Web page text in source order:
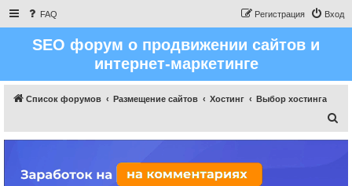
FAQ Вход
Регистрация
SEO форум о продвижении сайтов и
интернет-маркетинге
Список форумов Размещение сайтов Хостинг
Выбор хостинга